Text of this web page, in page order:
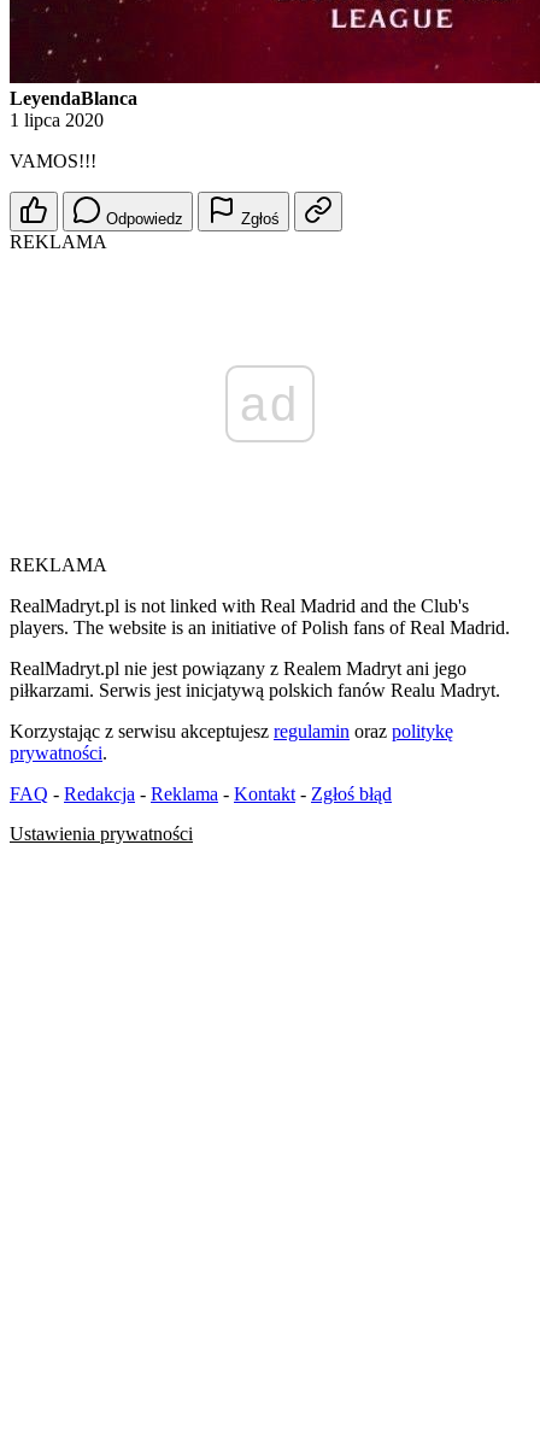
LeyendaBlanca
1 lipca 2020
VAMOS!!!
Odpowiedz Zgłoś
REKLAMA
ad
REKLAMA
RealMadryt.pl is not linked with Real Madrid and the Club's
players. The website is an initiative of Polish fans of Real Madrid.
RealMadryt.pl nie jest powiązany z Realem Madryt ani jego
piłkarzami. Serwis jest inicjatywą polskich fanów Realu Madryt.
Korzystając z serwisu akceptujesz regulamin oraz politykę
prywatności.
FAQ - Redakcja - Reklama - Kontakt - Zgłoś błąd
Ustawienia prywatności